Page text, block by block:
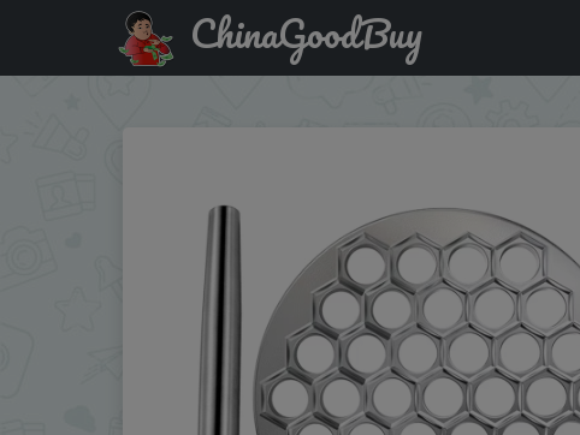
Купить: Aluminum Alloy Dumpling Mold 37 Wonton Machine
ChinaGoodBuy